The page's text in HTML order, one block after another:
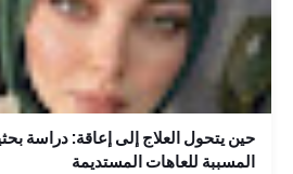
حين يتحول العلاج إلى إعاقة: دراسة
المسببة للعاهات المستديمة